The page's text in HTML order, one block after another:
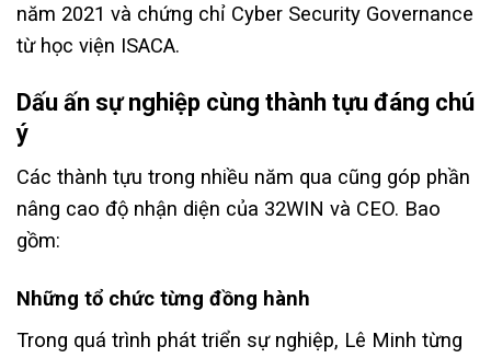
năm 2021 và chứng chỉ Cyber Security Governance
từ học viện ISACA.
Dấu ấn sự nghiệp cùng thành tựu đáng chú
ý
Các thành tựu trong nhiều năm qua cũng góp phần
nâng cao độ nhận diện của 32WIN và CEO. Bao
gồm:
Những tổ chức từng đồng hành
Trong quá trình phát triển sự nghiệp, Lê Minh từng